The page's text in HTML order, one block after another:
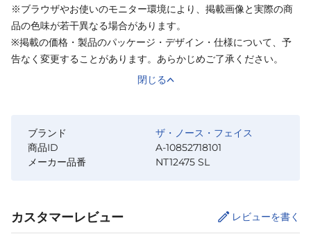
※ブラウザやお使いのモニター環境により、掲載画像と実際の商
品の色味が若干異なる場合があります。
※掲載の価格・製品のパッケージ・デザイン・仕様について、予
告なく変更することがあります。あらかじめご了承ください。
閉じる
ブランド
ザ・ノース・フェイス
商品ID
A-10852718101
メーカー品番
NT12475 SL
カスタマーレビュー レビューを書く